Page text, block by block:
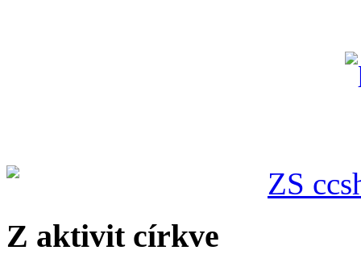
Z aktivit církve